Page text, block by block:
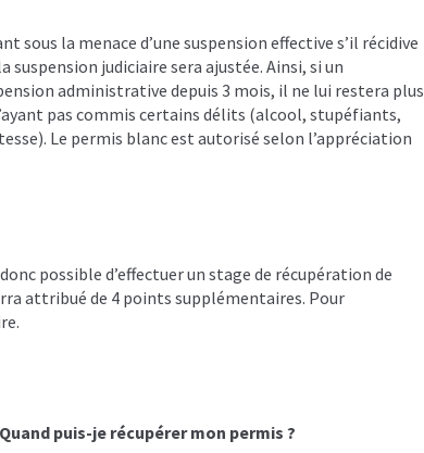
sous la menace d’une suspension effective s’il récidive
suspension judiciaire sera ajustée. Ainsi, si un
administrative depuis 3 mois, il ne lui restera plus
pas commis certains délits (alcool, stupéfiants,
Le permis blanc est autorisé selon l’appréciation
possible d’effectuer un stage de récupération de
attribué de 4 points supplémentaires. Pour
puis-je récupérer mon permis ?